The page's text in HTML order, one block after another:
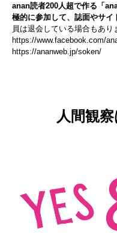
anan読者200人超で作る「
極的に参加して、誌面やサ
員は退会している場合もあり
https://www.facebook.com/
https://ananweb.jp/soken/
人間観